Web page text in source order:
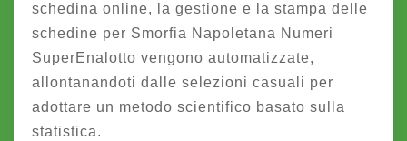
schedina online, la gestione e la stampa delle
schedine per Smorfia Napoletana Numeri
SuperEnalotto vengono automatizzate,
allontanandoti dalle selezioni casuali per
adottare un metodo scientifico basato sulla
statistica.